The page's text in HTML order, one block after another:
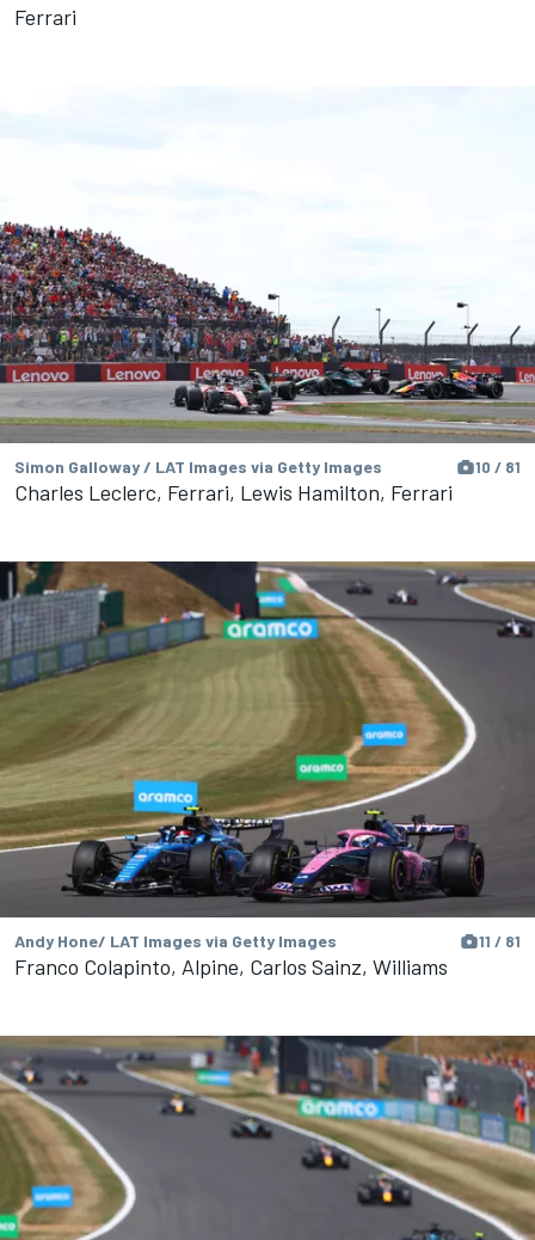
Ferrari
Simon Galloway / LAT Images via Getty Images 10 / 81
Charles Leclerc, Ferrari, Lewis Hamilton, Ferrari
Andy Hone/ LAT Images via Getty Images 11 / 81
Franco Colapinto, Alpine, Carlos Sainz, Williams